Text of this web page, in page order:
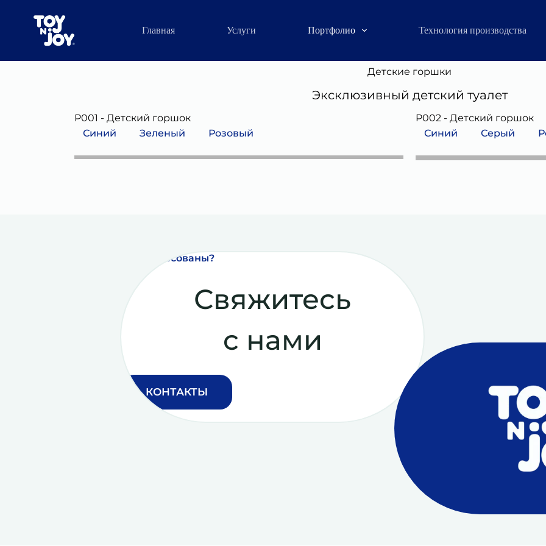
Главная Услуги Портфолио Технология производства
Детские горшки
Эксклюзивный детский туалет
P001 - Детский горшок
Синий
Зеленый Розовый
P002 - Детский горшок
Синий
Серый
Заинтересованы?
Свяжитесь
с нами
КОНТАКТЫ